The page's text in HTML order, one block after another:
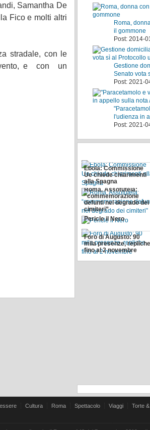
Samantha De
Fico e molti altri
stradale, con le
e con un
Roma,
il gommone
Post: 2014-
Gestione
Senato vota
Post: 2021-
l'udienza in
Post: 2021-
ruba al deposito Ama
Ebola: Commissione
Ue chiede chiarimenti
alla Spagna
Roma, Assotutela:
“commemorazione
defunti nel degrado dei
cimiteri”
Pericle il Nero
Foro di Augusto: 90
mila presenze, repliche
fino al 2 novembre
Cultura Roma Spettacolo Viaggi Torte